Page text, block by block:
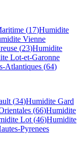
(17)Humidite
Vienne
(23)Humidite
Lot-et-Garonne
Atlantiques (64)
(34)Humidite Gard
(66)Humidite
Lot (46)Humidite
Pyrenees